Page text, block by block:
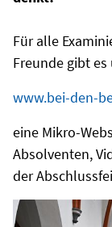
Für alle
Freunde gibt es
www.bei-den-
eine Mikro-
Absolventen,
der